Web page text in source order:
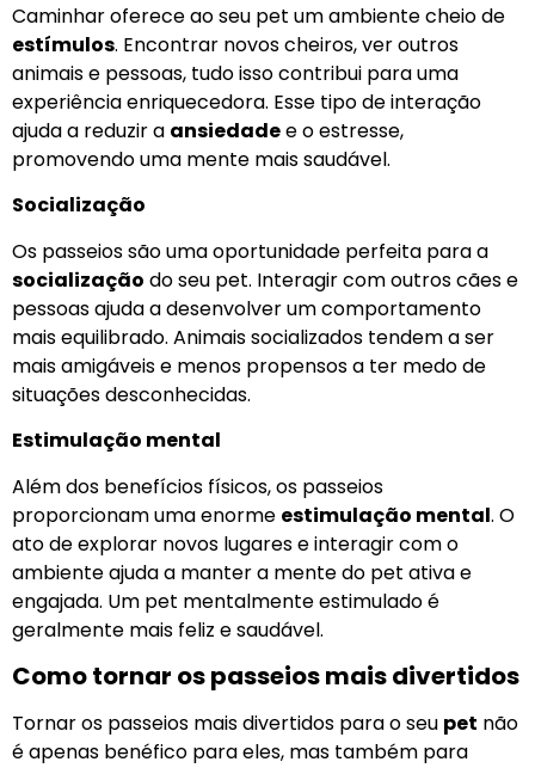
Caminhar oferece ao seu pet um ambiente cheio de
estímulos. Encontrar novos cheiros, ver outros
animais e pessoas, tudo isso contribui para uma
experiência enriquecedora. Esse tipo de interação
ajuda a reduzir a ansiedadee o estresse,
promovendo uma mente mais saudável.
Socialização
Os passeios são uma oportunidade perfeita para a
socialização do seu pet. Interagir com outros cães e
pessoas ajuda a desenvolver um comportamento
mais equilibrado. Animais socializados tendem a ser
mais amigáveis e menos propensos a ter medo de
situações desconhecidas.
Estimulação mental
Além dos benefícios físicos, os passeios
proporcionam uma enorme estimulação mental. O
ato de explorar novos lugares e interagir com o
ambiente ajuda a manter a mente do pet ativa e
engajada. Um pet mentalmente estimulado é
geralmente mais feliz e saudável.
Como tornar os passeios mais divertidos
Tornar os passeios mais divertidos para o seu pet não
é apenas benéfico para eles, mas também para